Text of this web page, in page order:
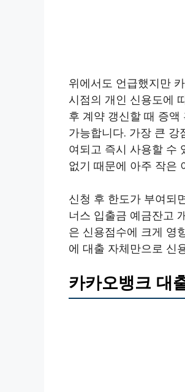
위에서도 언급했지만
시점의 개인 신용도에
후 계약 갱신할 때 증
가능합니다. 가장 큰
여되고 즉시 사용할 수
없기 때문에 아주 작은
신청 후 한도가 부여되
너스 입출금 예금잔고
은 신용점수에 크게 영
에 대출 자체만으로 신
카카오뱅크 대